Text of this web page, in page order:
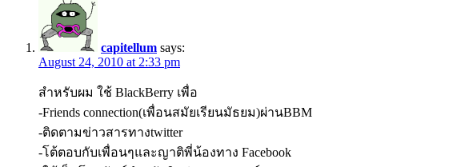
capitellum says:
August 24, 2010 at 2:33 pm
สำหรับผม ใช้ BlackBerry เพื่อ
-Friends connection(เพื่อนสมัยเรียนมัธยม)ผ่านBBM
-ติดตามข่าวสารทางtwitter
-โต้ตอบกับเพื่อนๆและญาติพี่น้องทาง Facebook